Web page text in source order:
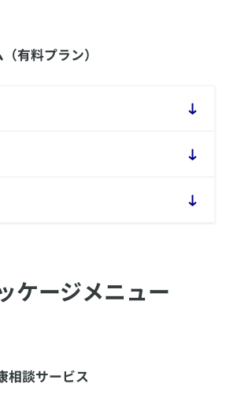
有料プラン）
ケージメニュー
相談サービス